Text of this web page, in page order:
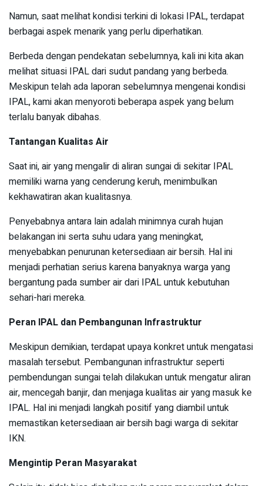
Namun, saat melihat kondisi terkini di lokasi IPAL, terdapat
berbagai aspek menarik yang perlu diperhatikan.
Berbeda dengan pendekatan sebelumnya, kali ini kita akan
melihat situasi IPAL dari sudut pandang yang berbeda.
Meskipun telah ada laporan sebelumnya mengenai kondisi
IPAL, kami akan menyoroti beberapa aspek yang belum
terlalu banyak dibahas.
Tantangan Kualitas Air
Saat ini, air yang mengalir di aliran sungai di sekitar IPAL
memiliki warna yang cenderung keruh, menimbulkan
kekhawatiran akan kualitasnya.
Penyebabnya antara lain adalah minimnya curah hujan
belakangan ini serta suhu udara yang meningkat,
menyebabkan penurunan ketersediaan air bersih. Hal ini
menjadi perhatian serius karena banyaknya warga yang
bergantung pada sumber air dari IPAL untuk kebutuhan
sehari-hari mereka.
Peran IPAL dan Pembangunan Infrastruktur
Meskipun demikian, terdapat upaya konkret untuk mengatasi
masalah tersebut. Pembangunan infrastruktur seperti
pembendungan sungai telah dilakukan untuk mengatur aliran
air, mencegah banjir, dan menjaga kualitas air yang masuk ke
IPAL. Hal ini menjadi langkah positif yang diambil untuk
memastikan ketersediaan air bersih bagi warga di sekitar
IKN.
Mengintip Peran Masyarakat